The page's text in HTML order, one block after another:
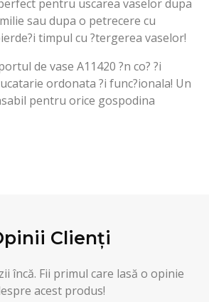
pentru uscarea vaselor dupa
sau dupa o petrecere cu
timpul cu ?tergerea vaselor!
de vase A11420 ?n co? ?i
ordonata ?i func?ionala! Un
pentru orice gospodina
Clienți
încă. Fii primul care lasă o opinie
acest produs!